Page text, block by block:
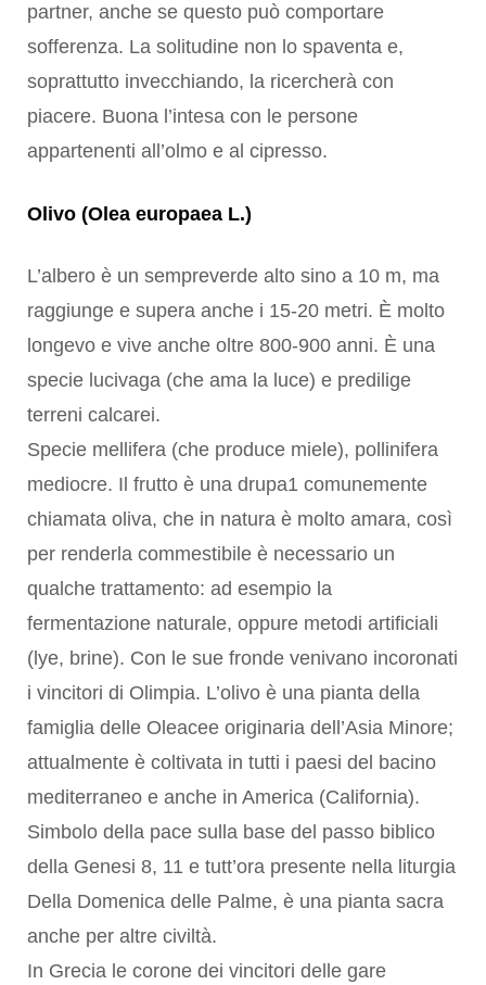
partner, anche se questo può comportare
sofferenza. La solitudine non lo spaventa e,
soprattutto invecchiando, la ricercherà con
piacere. Buona l’intesa con le persone
appartenenti all’olmo e al cipresso.
Olivo (Olea europaea L.)
L’albero è un sempreverde alto sino a 10 m, ma
raggiunge e supera anche i 15-20 metri. È molto
longevo e vive anche oltre 800-900 anni. È una
specie lucivaga (che ama la luce) e predilige
terreni calcarei.
Specie mellifera (che produce miele), pollinifera
mediocre. Il frutto è una drupa1 comunemente
chiamata oliva, che in natura è molto amara, così
per renderla commestibile è necessario un
qualche trattamento: ad esempio la
fermentazione naturale, oppure metodi artificiali
(lye, brine). Con le sue fronde venivano incoronati
i vincitori di Olimpia. L’olivo è una pianta della
famiglia delle Oleacee originaria dell’Asia Minore;
attualmente è coltivata in tutti i paesi del bacino
mediterraneo e anche in America (California).
Simbolo della pace sulla base del passo biblico
della Genesi 8, 11 e tutt’ora presente nella liturgia
Della Domenica delle Palme, è una pianta sacra
anche per altre civiltà.
In Grecia le corone dei vincitori delle gare